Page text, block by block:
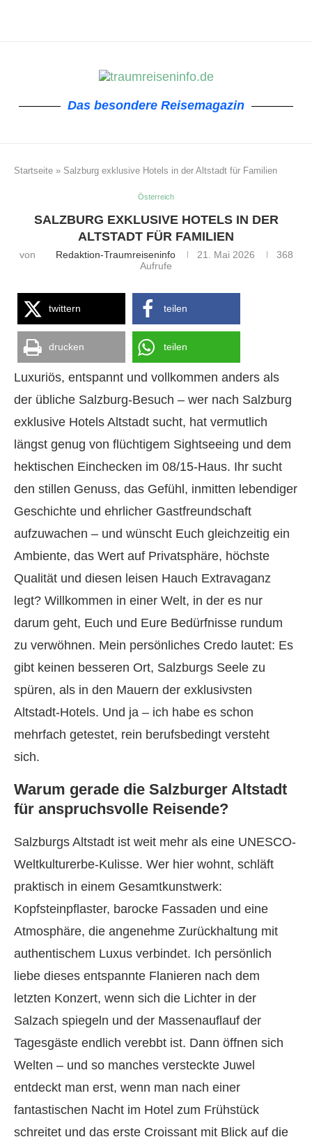
Das besondere Reisemagazin
Startseite » Salzburg exklusive Hotels in der Altstadt für Familien
Österreich
SALZBURG EXKLUSIVE HOTELS IN DER
ALTSTADT FÜR FAMILIEN
von Redaktion-Traumreiseninfo 21. Mai 2026
368
Aufrufe
twittern teilen
drucken teilen
Luxuriös, entspannt und vollkommen anders als
der übliche Salzburg-Besuch – wer nach Salzburg
exklusive Hotels Altstadt sucht, hat vermutlich
längst genug von flüchtigem Sightseeing und dem
hektischen Einchecken im 08/15-Haus. Ihr sucht
den stillen Genuss, das Gefühl, inmitten lebendiger
Geschichte und ehrlicher Gastfreundschaft
aufzuwachen – und wünscht Euch gleichzeitig ein
Ambiente, das Wert auf Privatsphäre, höchste
Qualität und diesen leisen Hauch Extravaganz
legt? Willkommen in einer Welt, in der es nur
darum geht, Euch und Eure Bedürfnisse rundum
zu verwöhnen. Mein persönliches Credo lautet: Es
gibt keinen besseren Ort, Salzburgs Seele zu
spüren, als in den Mauern der exklusivsten
Altstadt-Hotels. Und ja – ich habe es schon
mehrfach getestet, rein berufsbedingt versteht
sich.
Warum gerade die Salzburger Altstadt
für anspruchsvolle Reisende?
Salzburgs Altstadt ist weit mehr als eine UNESCO-
Weltkulturerbe-Kulisse. Wer hier wohnt, schläft
praktisch in einem Gesamtkunstwerk:
Kopfsteinpflaster, barocke Fassaden und eine
Atmosphäre, die angenehme Zurückhaltung mit
authentischem Luxus verbindet. Ich persönlich
liebe dieses entspannte Flanieren nach dem
letzten Konzert, wenn sich die Lichter in der
Salzach spiegeln und der Massenauflauf der
Tagesgäste endlich verebbt ist. Dann öffnen sich
Welten – und so manches versteckte Juwel
entdeckt man erst, wenn man nach einer
fantastischen Nacht im Hotel zum Frühstück
schreitet und das erste Croissant mit Blick auf die